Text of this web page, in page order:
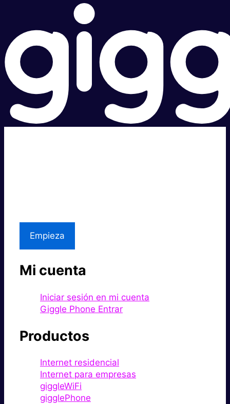
Empieza
Mi cuenta
Iniciar sesión en mi cuenta
Giggle Phone Entrar
Productos
Internet residencial
Internet para empresas
giggleWiFi
gigglePhone